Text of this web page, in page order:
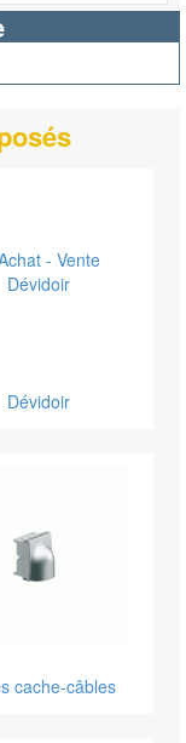
Dévidoir
cache-câbles